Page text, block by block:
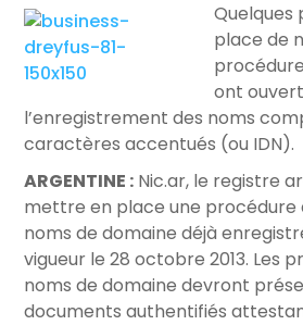
Quelques
place de
ont
l’enregistrement des noms
caractères accentués (ou IDN).
ARGENTINE : Nic.ar, le registre
mettre en place une procédure
noms de domaine déjà
vigueur le 28 octobre 2013. Les
noms de domaine devront
documents authentifiés